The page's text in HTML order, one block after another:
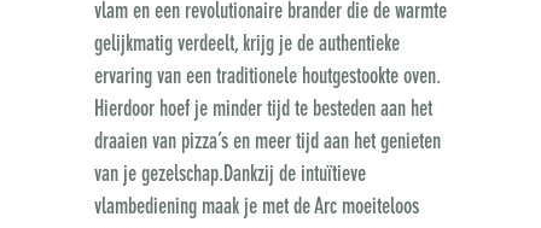
vlam en een revolutionaire brander die de warmte
gelijkmatig verdeelt, krijg je de authentieke
ervaring van een traditionele houtgestookte oven.
Hierdoor hoef je minder tijd te besteden aan het
draaien van pizza’s en meer tijd aan het genieten
van je gezelschap.Dankzij de intuïtieve
vlambediening maak je met de Arc moeiteloos